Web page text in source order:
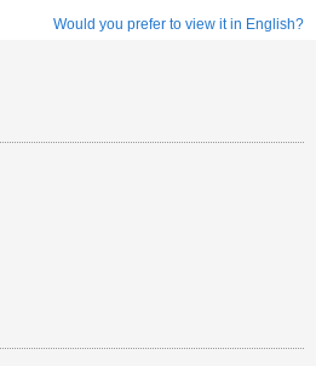
Would you prefer to view it in English?